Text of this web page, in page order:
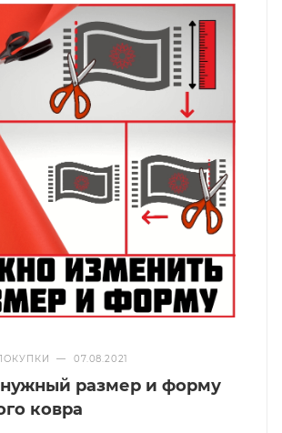
— 07.08.2021
размер и форму
ковра